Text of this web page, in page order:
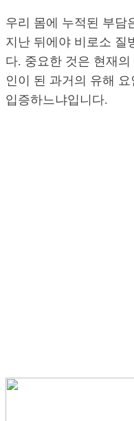
우리 몸에 누적된 부담
지난 뒤에야 비로소 질
다. 중요한 것은 현재
인이 된 과거의 유해
입증하느냐입니다.